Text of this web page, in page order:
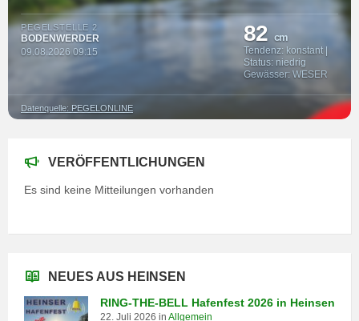
PEGELSTELLE 2
BODENWERDER
09.08.2026 09:15
82cm
Tendenz: konstant |
Status: niedrig
Gewässer: WESER
Datenquelle: PEGELONLINE
VERÖFFENTLICHUNGEN
Es sind keine Mitteilungen vorhanden
NEUES AUS HEINSEN
RING-THE-BELL Hafenfest 2026 in Heinsen
22. Juli 2026 in Allgemein